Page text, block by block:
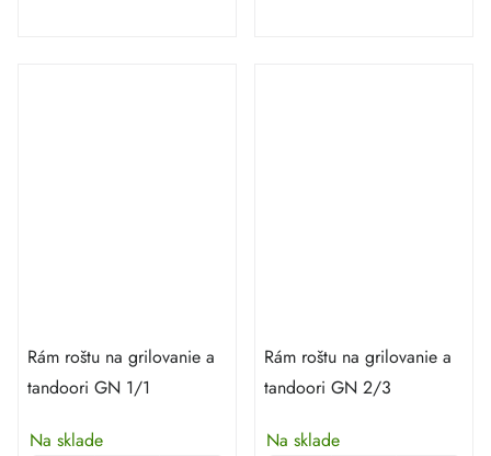
Rám roštu na grilovanie a
tandoori GN 1/1
Na sklade
Rám roštu na grilovanie a
tandoori GN 2/3
Na sklade